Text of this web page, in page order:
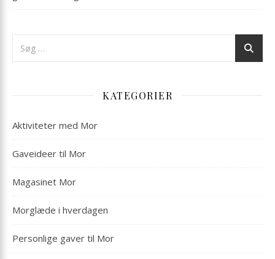
KATEGORIER
Aktiviteter med Mor
Gaveideer til Mor
Magasinet Mor
Morglæde i hverdagen
Personlige gaver til Mor